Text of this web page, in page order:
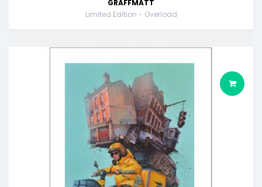
GRAFFMATT
Limited Edition - Overload